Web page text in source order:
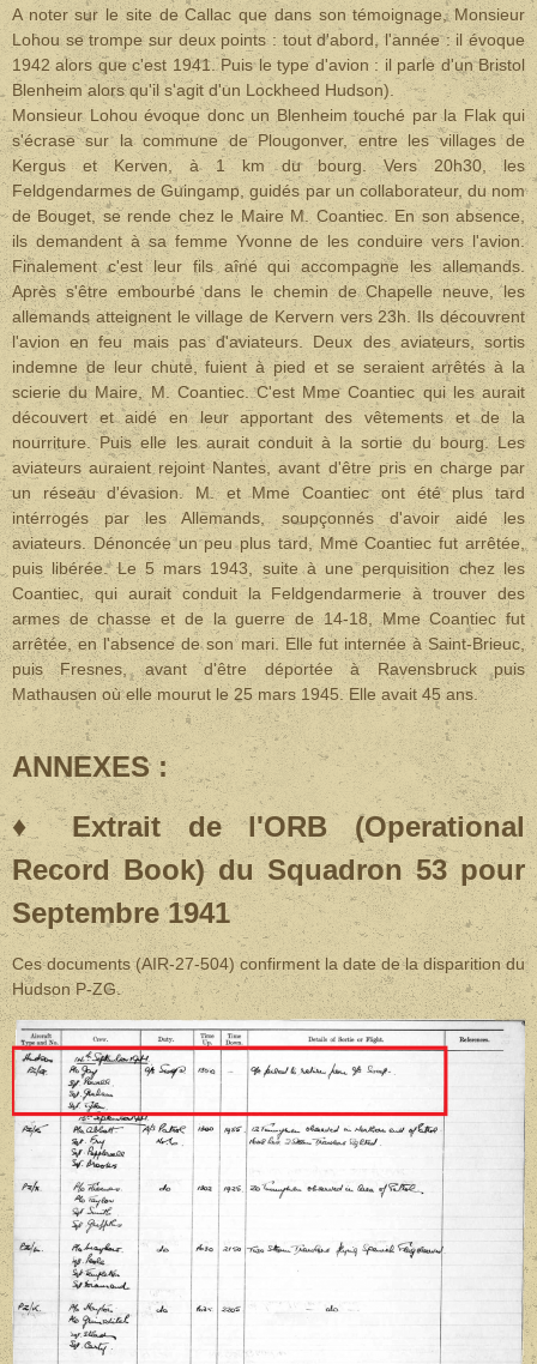
A noter sur le site de Callac que dans son témoignage, Monsieur
Lohou se trompe sur deux points : tout d'abord, l'année : il évoque
1942 alors que c'est 1941. Puis le type d'avion : il parle d'un Bristol
Blenheim alors qu'il s'agit d'un Lockheed Hudson).
Monsieur Lohou évoque donc un Blenheim touché par la Flak qui
s'écrase sur la commune de Plougonver, entre les villages de
Kergus et Kerven, à 1 km du bourg. Vers 20h30, les
Feldgendarmes de Guingamp, guidés par un collaborateur, du nom
de Bouget, se rende chez le Maire M. Coantiec. En son absence,
ils demandent à sa femme Yvonne de les conduire vers l'avion.
Finalement c'est leur fils aîné qui accompagne les allemands.
Après s'être embourbé dans le chemin de Chapelle neuve, les
allemands atteignent le village de Kervern vers 23h. Ils découvrent
l'avion en feu mais pas d'aviateurs. Deux des aviateurs, sortis
indemne de leur chute, fuient à pied et se seraient arrêtés à la
scierie du Maire, M. Coantiec. C'est Mme Coantiec qui les aurait
découvert et aidé en leur apportant des vêtements et de la
nourriture. Puis elle les aurait conduit à la sortie du bourg. Les
aviateurs auraient rejoint Nantes, avant d'être pris en charge par
un réseau d'évasion. M. et Mme Coantiec ont été plus tard
intérrogés par les Allemands, soupçonnés d'avoir aidé les
aviateurs. Dénoncée un peu plus tard, Mme Coantiec fut arrêtée,
puis libérée. Le 5 mars 1943, suite à une perquisition chez les
Coantiec, qui aurait conduit la Feldgendarmerie à trouver des
armes de chasse et de la guerre de 14-18, Mme Coantiec fut
arrêtée, en l'absence de son mari. Elle fut internée à Saint-Brieuc,
puis Fresnes, avant d'être déportée à Ravensbruck puis
Mathausen où elle mourut le 25 mars 1945. Elle avait 45 ans.
ANNEXES :
♦ Extrait de l'ORB (Operational
Record Book) du Squadron 53 pour
Septembre 1941
Ces documents (AIR-27-504) confirment la date de la disparition du
Hudson P-ZG.